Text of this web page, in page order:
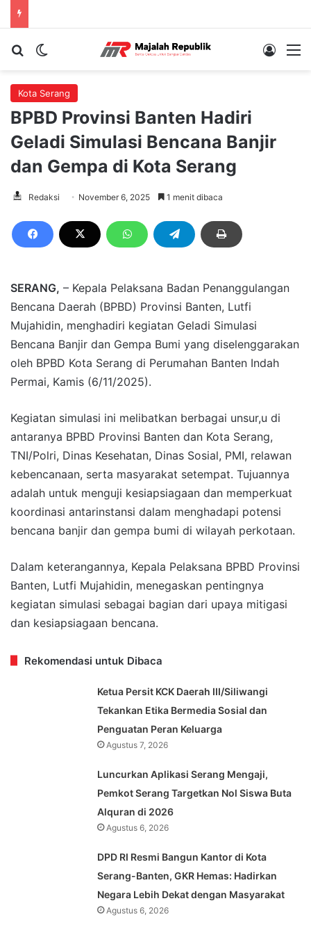
Cari berita...Switch skin Log In
Kota Serang
BPBD Provinsi Banten Hadiri
Geladi Simulasi Bencana Banjir
dan Gempa di Kota Serang
Redaksi November 6, 2025 1 menit dibaca
SERANG, – Kepala Pelaksana Badan Penanggulangan
Bencana Daerah (BPBD) Provinsi Banten, Lutfi
Mujahidin, menghadiri kegiatan Geladi Simulasi
Bencana Banjir dan Gempa Bumi yang diselenggarakan
oleh BPBD Kota Serang di Perumahan Banten Indah
Permai, Kamis (6/11/2025).
Kegiatan simulasi ini melibatkan berbagai unsur,u di
antaranya BPBD Provinsi Banten dan Kota Serang,
TNI/Polri, Dinas Kesehatan, Dinas Sosial, PMI, relawan
kebencanaan, serta masyarakat setempat. Tujuannya
adalah untuk menguji kesiapsiagaan dan memperkuat
koordinasi antarinstansi dalam menghadapi potensi
bencana banjir dan gempa bumi di wilayah perkotaan.
Dalam keterangannya, Kepala Pelaksana BPBD Provinsi
Banten, Lutfi Mujahidin, menegaskan pentingnya
kegiatan simulasi sebagai bagian dari upaya mitigasi
dan kesiapsiagaan bencana.
Rekomendasi untuk Dibaca
Ketua Persit KCK Daerah III/Siliwangi
Tekankan Etika Bermedia Sosial dan
Penguatan Peran Keluarga
Agustus 7, 2026
Luncurkan Aplikasi Serang Mengaji,
Pemkot Serang Targetkan Nol Siswa Buta
Alquran di 2026
Agustus 6, 2026
DPD RI Resmi Bangun Kantor di Kota
Serang-Banten, GKR Hemas: Hadirkan
Negara Lebih Dekat dengan Masyarakat
Agustus 6, 2026